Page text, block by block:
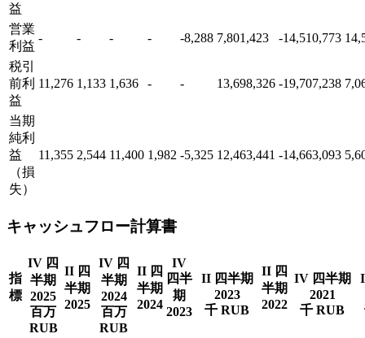
益
営業
利益
- - - - -8,288 7,801,423 -14,510,773
税引
前利
益
11,276 1,133 1,636 - - 13,698,326 -19,707,238
当期
純利
益
（損
失）
11,355 2,544 11,400 1,982 -5,325 12,463,441 -14,663,093
キャッシュフロー計算書
指
標
IV 四
半期
2025
百万
RUB
II 四
半期
2025
IV 四
半期
2024
百万
RUB
II 四
半期
2024
IV
四半
期
2023
II 四半期
2023
千 RUB
II 四
半期
2022
IV 四半期
2021
千 RUB